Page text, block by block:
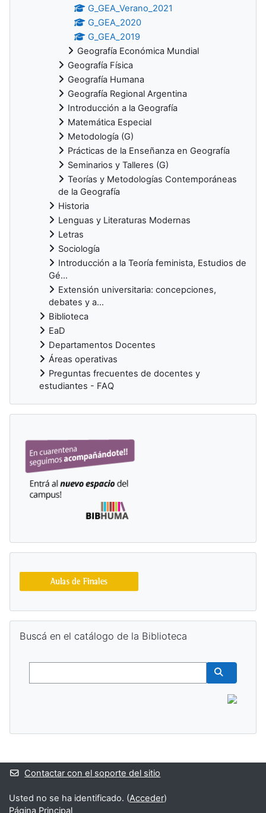
G_GEA_Verano_2021
G_GEA_2020
G_GEA_2019
Geografía Económica Mundial
Geografía Física
Geografía Humana
Geografía Regional Argentina
Introducción a la Geografía
Matemática Especial
Metodología (G)
Prácticas de la Enseñanza en Geografía
Seminarios y Talleres (G)
Teorías y Metodologías Contemporáneas
de la Geografía
Historia
Lenguas y Literaturas Modernas
Letras
Sociología
Introducción a la Teoría feminista, Estudios de
Gé...
Extensión universitaria: concepciones,
debates y a...
Biblioteca
EaD
Departamentos Docentes
Áreas operativas
Preguntas frecuentes de docentes y
estudiantes - FAQ
Buscá en el catálogo de la Biblioteca
Buscar
Bloques suplementarios
Contactar con el soporte del sitio
Usted no se ha identificado. (Acceder)
Página Principal